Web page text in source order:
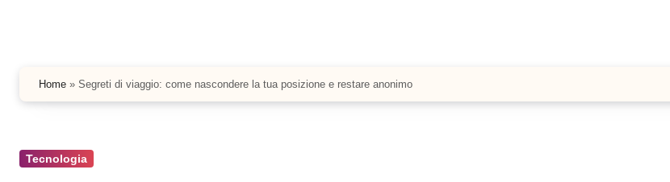
Home » Segreti di viaggio: come nascondere la tua posizione e restare anonimo
Tecnologia